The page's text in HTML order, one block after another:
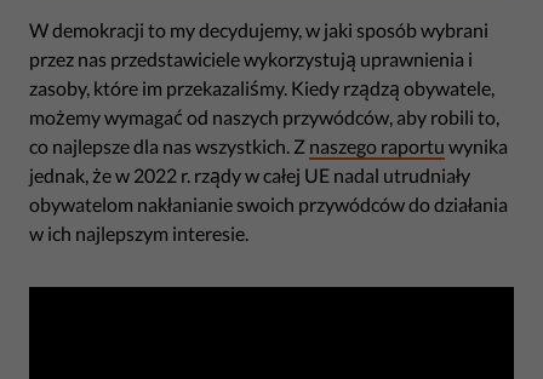
W demokracji to my decydujemy, w jaki sposób wybrani
przez nas przedstawiciele wykorzystują uprawnienia i
zasoby, które im przekazaliśmy. Kiedy rządzą obywatele,
możemy wymagać od naszych przywódców, aby robili to,
co najlepsze dla nas wszystkich. Z naszego raportu wynika
jednak, że w 2022 r. rządy w całej UE nadal utrudniały
obywatelom nakłanianie swoich przywódców do działania
w ich najlepszym interesie.